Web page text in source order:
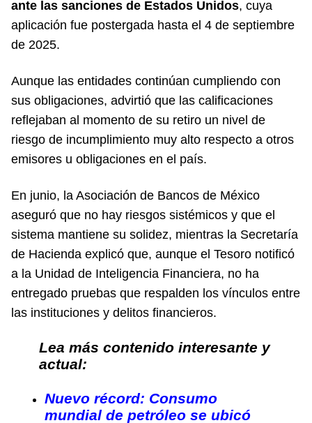
ante las sanciones de Estados Unidos, cuya
aplicación fue postergada hasta el 4 de septiembre
de 2025.
Aunque las entidades continúan cumpliendo con
sus obligaciones, advirtió que las calificaciones
reflejaban al momento de su retiro un nivel de
riesgo de incumplimiento muy alto respecto a otros
emisores u obligaciones en el país.
En junio, la Asociación de Bancos de México
aseguró que no hay riesgos sistémicos y que el
sistema mantiene su solidez, mientras la Secretaría
de Hacienda explicó que, aunque el Tesoro notificó
a la Unidad de Inteligencia Financiera, no ha
entregado pruebas que respalden los vínculos entre
las instituciones y delitos financieros.
Lea más contenido interesante y
actual:
Nuevo récord: Consumo
mundial de petróleo se ubicó